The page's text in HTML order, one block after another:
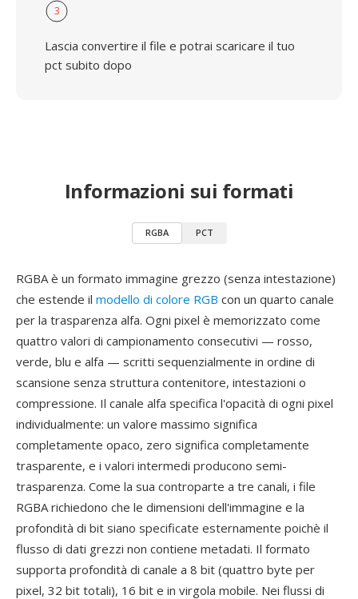
3
Lascia convertire il file e potrai scaricare il tuo
pct subito dopo
Informazioni sui formati
RGBA PCT
RGBA è un formato immagine grezzo (senza intestazione)
che estende il modello di colore RGB con un quarto canale
per la trasparenza alfa. Ogni pixel è memorizzato come
quattro valori di campionamento consecutivi — rosso,
verde, blu e alfa — scritti sequenzialmente in ordine di
scansione senza struttura contenitore, intestazioni o
compressione. Il canale alfa specifica l'opacità di ogni pixel
individualmente: un valore massimo significa
completamente opaco, zero significa completamente
trasparente, e i valori intermedi producono semi-
trasparenza. Come la sua controparte a tre canali, i file
RGBA richiedono che le dimensioni dell'immagine e la
profondità di bit siano specificate esternamente poichè il
flusso di dati grezzi non contiene metadati. Il formato
supporta profondità di canale a 8 bit (quattro byte per
pixel, 32 bit totali), 16 bit e in virgola mobile. Nei flussi di